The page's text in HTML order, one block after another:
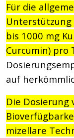
Für die
Unterstützung
bis 1000 mg
Curcumin) pro
auf
Die
mizellare